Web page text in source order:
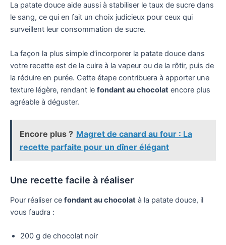
La patate douce aide aussi à stabiliser le taux de sucre dans
le sang, ce qui en fait un choix judicieux pour ceux qui
surveillent leur consommation de sucre.
La façon la plus simple d’incorporer la patate douce dans
votre recette est de la cuire à la vapeur ou de la rôtir, puis de
la réduire en purée. Cette étape contribuera à apporter une
texture légère, rendant le fondant au chocolat encore plus
agréable à déguster.
Encore plus ? Magret de canard au four : La
recette parfaite pour un dîner élégant
Une recette facile à réaliser
Pour réaliser ce fondant au chocolat à la patate douce, il
vous faudra :
200 g de chocolat noir